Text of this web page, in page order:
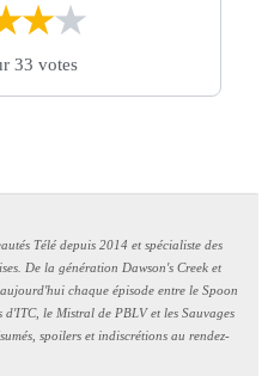
★★
33 votes
Télé depuis 2014 et spécialiste des
De la génération Dawson's Creek et
chaque épisode entre le Spoon
d'ITC, le Mistral de PBLV et les Sauvages
spoilers et indiscrétions au rendez-